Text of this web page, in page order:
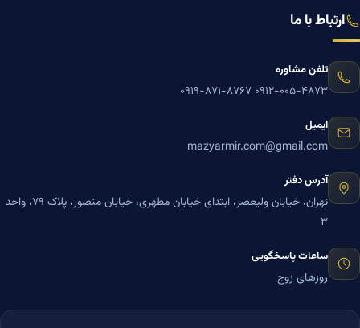
ارتباط با ما
تلفن مشاوره
۰۹۱۲-۰۰۵-۴۸۷۳ ۰۹۱۹-۸۷۱-۸۷۶۷
ایمیل
mazyarmir.com@gmail.com
آدرس دفتر
تهران، خیابان ولیعصر، ابتدای خیابان مطهری، خیابان منصور، پلاک ۷۹، واحد
۳
ساعات پاسخگویی
روزهای زوج